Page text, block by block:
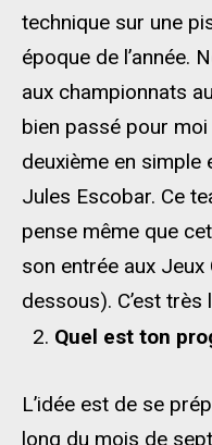
technique sur une
époque de l’année.
aux championnats
bien passé pour
deuxième en simple
Jules Escobar. Ce
pense même que
son entrée aux
dessous). C’est très
Quel est ton
L’idée est de se
long du mois de